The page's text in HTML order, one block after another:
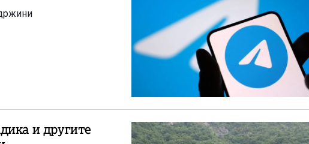
и другите